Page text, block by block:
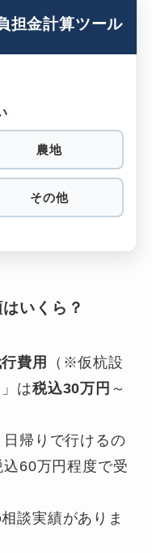
金計算ツール
農地
その他
いくら？
費用
（※仮杭設
は税込30万円 ～
帰りで行けるの
60万円程度で受
談実績がありま